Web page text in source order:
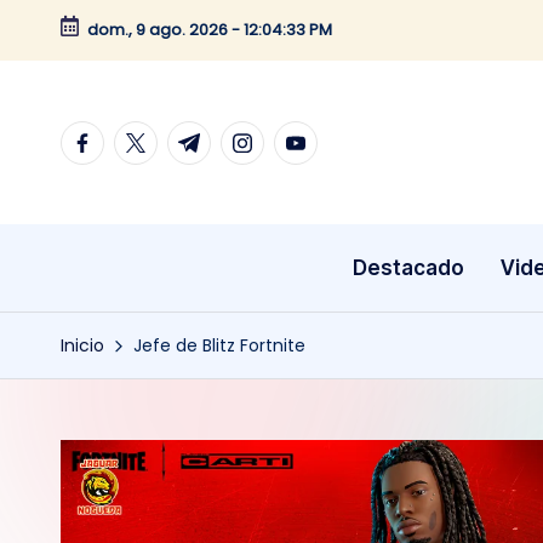
Saltar
contenido
dom., 9 ago. 2026-12:04:34 PM
facebook.com
twitter.com
t.me instagram.com
youtube.com
Destacado
Inicio Jefe de Blitz Fortnite